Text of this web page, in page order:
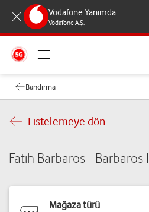
Vodafone Yanımda
Vodafone A.Ş.
Bandırma
Listelemeye dön
Fatih Barbaros - Barbaros
Mağaza türü